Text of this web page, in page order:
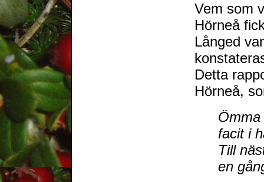
Vem som
Hörneå
Långed
Detta
Hörneå,
facit i
Till
en